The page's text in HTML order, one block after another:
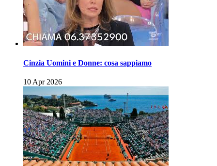
Cinzia Uomini e Donne: cosa sappiamo
10 Apr 2026